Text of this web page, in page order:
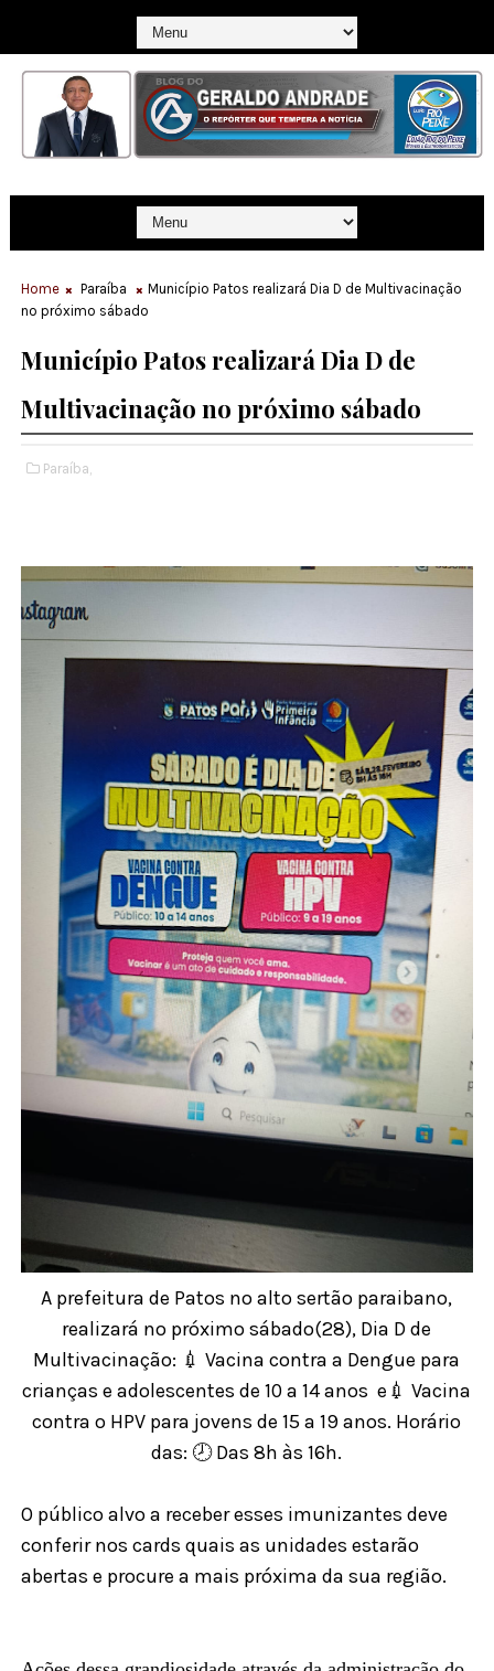
Home Paraíba
Município Patos realizará Dia D de Multivacinação
no próximo sábado
Município Patos realizará Dia D de
Multivacinação no próximo sábado
Paraíba,
A prefeitura de Patos no alto sertão paraibano,
realizará no próximo sábado(28), Dia D de
Multivacinação: 💉 Vacina contra a Dengue para
crianças e adolescentes de 10 a 14 anos e💉 Vacina
contra o HPV para jovens de 15 a 19 anos. Horário
das: 🕗 Das 8h às 16h.
O público alvo a receber esses imunizantes deve
conferir nos cards quais as unidades estarão
abertas e procure a mais próxima da sua região.